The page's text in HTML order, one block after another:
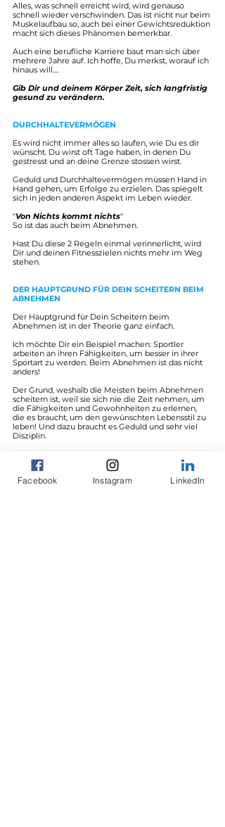
Alles, was schnell erreicht wird, wird genauso
schnell wieder verschwinden. Das ist nicht nur beim
Muskelaufbau so, auch bei einer Gewichtsreduktion
macht sich dieses Phänomen bemerkbar.
Auch eine berufliche Karriere baut man sich über
mehrere Jahre auf. Ich hoffe, Du merkst, worauf ich
hinaus will....
Gib Dir und deinem Körper Zeit, sich langfristig
gesund zu verändern.
DURCHHALTEVERMÖGEN
Es wird nicht immer alles so laufen, wie Du es dir
wünscht. Du wirst oft Tage haben, in denen Du
gestresst und an deine Grenze stossen wirst.
Geduld und Durchhaltevermögen müssen Hand in
Hand gehen, um Erfolge zu erzielen. Das spiegelt
sich in jeden anderen Aspekt im Leben wieder.
"Von Nichts kommt nichts"
So ist das auch beim Abnehmen.
Hast Du diese 2 Regeln einmal verinnerlicht, wird
Dir und deinen Fitnesszielen nichts mehr im Weg
stehen.
DER HAUPTGRUND FÜR DEIN SCHEITERN BEIM
ABNEHMEN
Der Hauptgrund für Dein Scheitern beim
Abnehmen ist in der Theorie ganz einfach.
Ich möchte Dir ein Beispiel machen: Sportler
arbeiten an ihren Fähigkeiten, um besser in ihrer
Sportart zu werden. Beim Abnehmen ist das nicht
anders!
Der Grund, weshalb die Meisten beim Abnehmen
scheitern ist, weil sie sich nie die Zeit nehmen, um
die Fähigkeiten und Gewohnheiten zu erlernen,
die es braucht, um den gewünschten Lebensstil zu
leben! Und dazu braucht es Geduld und sehr viel
Disziplin.
Nach dem Motto
"Der Weg ist das Ziel"
Facebook Instagram LinkedIn